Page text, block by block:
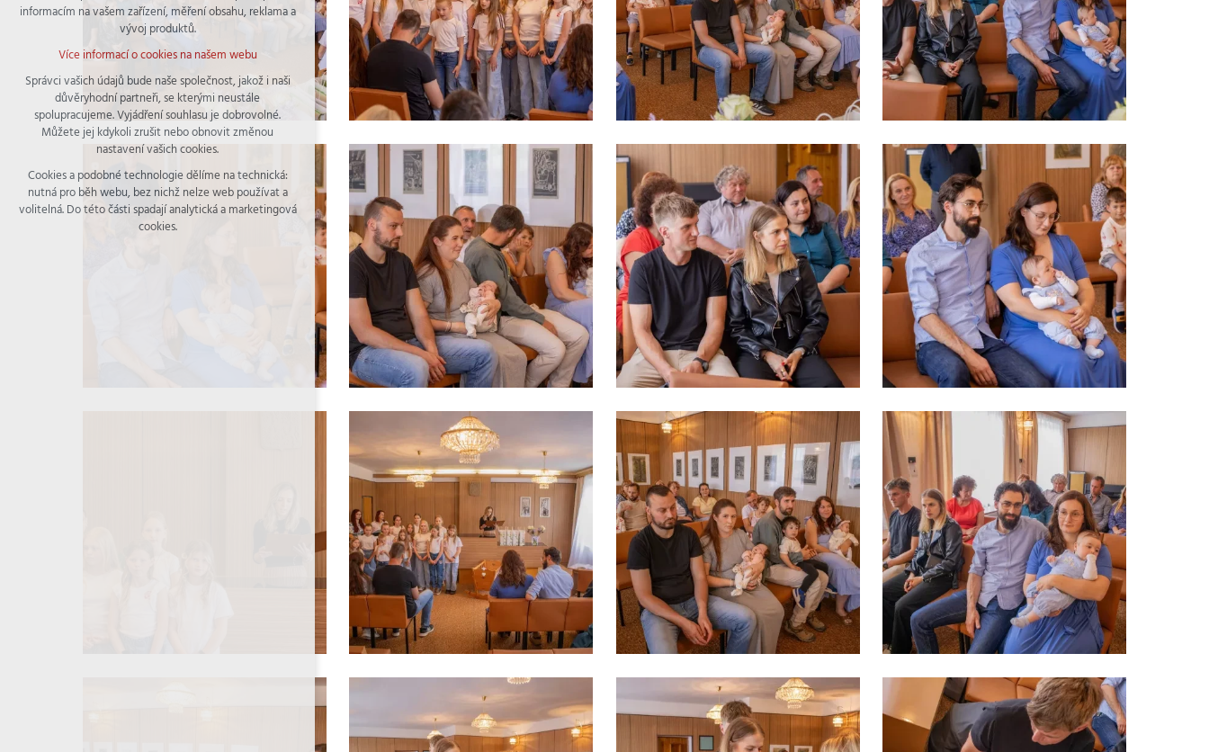
přihlášení, volby jazyka, apod.
analytická pro anonymizované vyhodnocení
návštěvnosti
marketingová cookies (Google)
Více informací o cookies na našem webu
Přijmout všechny cookies
Odmítnout vše
informacím na vašem zařízení, měření obsahu, reklama a
vývoj produktů.
Více informací o cookies na našem webu
Správci vašich údajů bude naše společnost, jakož i naši
důvěryhodní partneři, se kterými neustále
spolupracujeme. Vyjádření souhlasu je dobrovolné.
Můžete jej kdykoli zrušit nebo obnovit změnou
nastavení vašich cookies.
Cookies a podobné technologie dělíme na technická:
nutná pro běh webu, bez nichž nelze web používat a
volitelná. Do této části spadají analytická a marketingová
cookies.